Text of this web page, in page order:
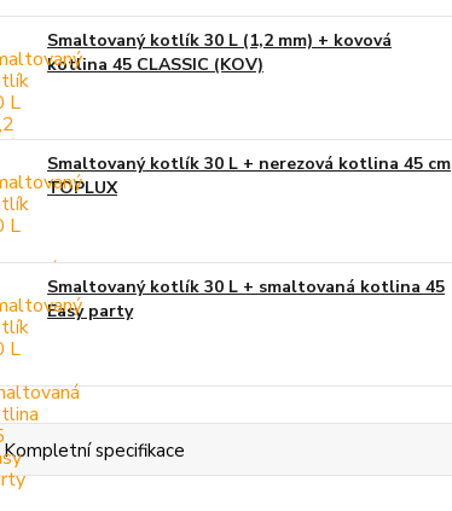
Smaltovaný kotlík 30 L (1,2 mm) + kovová
kotlina 45 CLASSIC (KOV)
Smaltovaný kotlík 30 L + nerezová kotlina 45 cm
TOPLUX
Smaltovaný kotlík 30 L + smaltovaná kotlina 45
Easy party
Kompletní specifikace